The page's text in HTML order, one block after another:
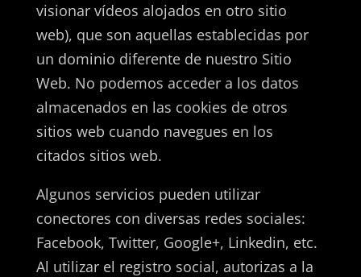
visionar vídeos alojados en otro sitio
web), que son aquellas establecidas por
un dominio diferente de nuestro Sitio
Web. No podemos acceder a los datos
almacenados en las cookies de otros
sitios web cuando navegues en los
citados sitios web.
Algunos servicios pueden utilizar
conectores con diversas redes sociales:
Facebook, Twitter, Google+, Linkedin, etc.
Al utilizar el registro social, autorizas a la